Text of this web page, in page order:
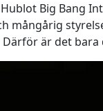
Big Bang
mångårig
Därför är det